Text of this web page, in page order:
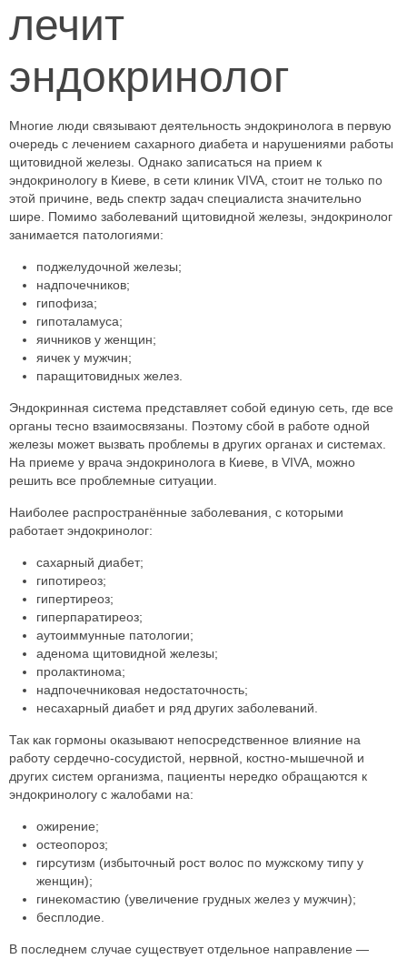
лечит
эндокринолог
Многие люди связывают деятельность эндокринолога в первую
очередь с лечением сахарного диабета и нарушениями работы
щитовидной железы. Однако записаться на прием к
эндокринологу в Киеве, в сети клиник VIVA, стоит не только по
этой причине, ведь спектр задач специалиста значительно
шире. Помимо заболеваний щитовидной железы, эндокринолог
занимается патологиями:
поджелудочной железы;
надпочечников;
гипофиза;
гипоталамуса;
яичников у женщин;
яичек у мужчин;
паращитовидных желез.
Эндокринная система представляет собой единую сеть, где все
органы тесно взаимосвязаны. Поэтому сбой в работе одной
железы может вызвать проблемы в других органах и системах.
На приеме у врача эндокринолога в Киеве, в VIVA, можно
решить все проблемные ситуации.
Наиболее распространённые заболевания, с которыми
работает эндокринолог:
сахарный диабет;
гипотиреоз;
гипертиреоз;
гиперпаратиреоз;
аутоиммунные патологии;
аденома щитовидной железы;
пролактинома;
надпочечниковая недостаточность;
несахарный диабет и ряд других заболеваний.
Так как гормоны оказывают непосредственное влияние на
работу сердечно-сосудистой, нервной, костно-мышечной и
других систем организма, пациенты нередко обращаются к
эндокринологу с жалобами на:
ожирение;
остеопороз;
гирсутизм (избыточный рост волос по мужскому типу у
женщин);
гинекомастию (увеличение грудных желез у мужчин);
бесплодие.
В последнем случае существует отдельное направление —